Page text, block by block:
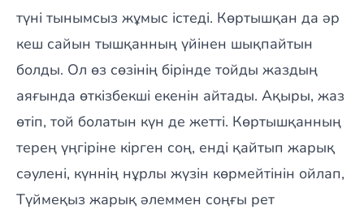
түні тынымсыз жұмыс істеді. Көртышқан да әр
кеш сайын тышқанның үйінен шықпайтын
болды. Ол өз сөзінің бірінде тойды жаздың
аяғында өткізбекші екенін айтады. Ақыры, жаз
өтіп, той болатын күн де жетті. Көртышқанның
терең үңгіріне кірген соң, енді қайтып жарық
сәулені, күннің нұрлы жүзін көрмейтінін ойлап,
Түймеқыз жарық әлеммен соңғы рет